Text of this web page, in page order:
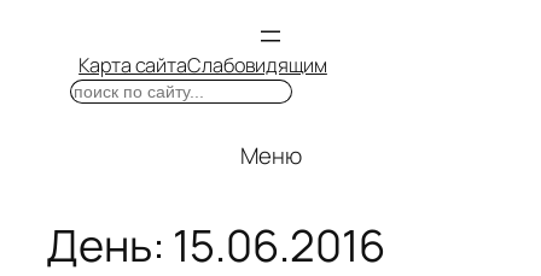
Карта сайтаСлабовидящим
Поиск
Меню
День: 15.06.2016